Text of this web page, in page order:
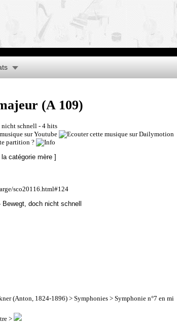
(A 109)
nicht schnell - 4 hits
la catégorie mère ]
sco20116.html#124
doch nicht schnell
(Anton, 1824-1896) > Symphonies > Symphonie n°7 en mi
>